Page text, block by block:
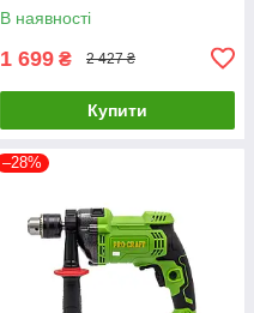
В наявності
1 699 ₴ 2 427 ₴
Купити
–28%